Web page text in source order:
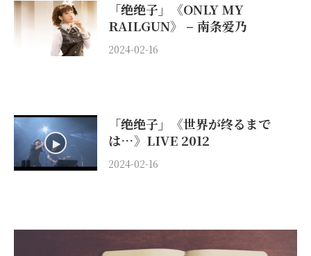
「绝绝子」《ONLY MY
RAILGUN》 – 南条爱乃
2024-02-16
「绝绝子」《世界が终るまで
は…》LIVE 2012
2024-02-16